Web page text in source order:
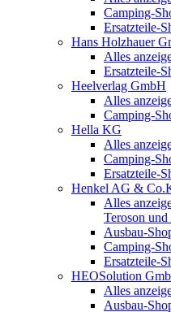
Camping-
Ersatzteile-
Hans Holzhauer
Alles
Ersatzteile-
Heelverlag GmbH
Alles
Camping-
Hella KG
Alles
Camping-
Ersatzteile-
Henkel AG &
Alles
Teroson
Ausbau-
Camping-
Ersatzteile-
HEOSolution
Alles
Ausbau-